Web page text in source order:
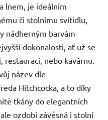
lnem, je ideálním
či stolnímu svítidlu,
nádherným barvám
dokonalosti, ať už se
nebo kavárnu.
název dle
Hitchcocka, a to díky
tkány do elegantních
ozdobí závěsná i stolní